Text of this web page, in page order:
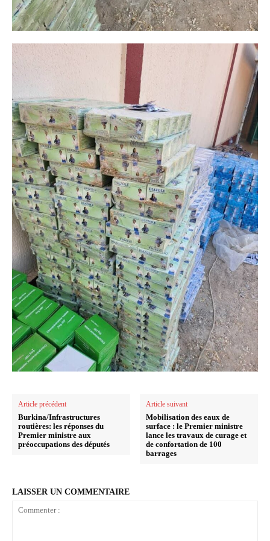
Article précédent
Burkina/Infrastructures
routières: les réponses du
Premier ministre aux
préoccupations des députés
Article suivant
Mobilisation des eaux de
surface : le Premier ministre
lance les travaux de curage et
de confortation de 100
barrages
LAISSER UN COMMENTAIRE